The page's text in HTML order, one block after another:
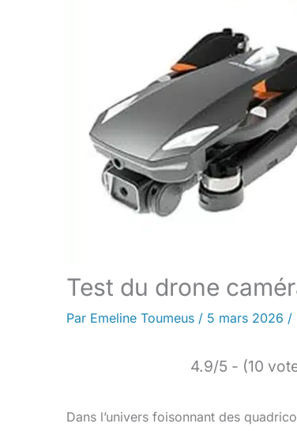
Test du drone
Par Emeline Toumeus / 5 mars 2026 /
4.9/5 - (10
Dans l’univers foisonnant des